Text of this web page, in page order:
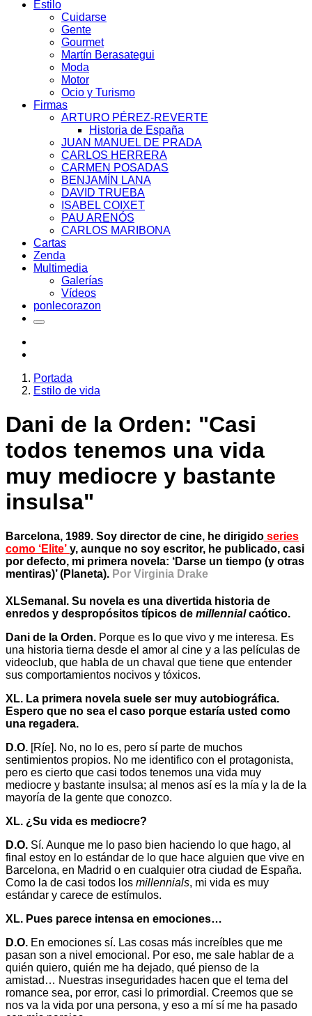
Estilo
Cuidarse
Gente
Gourmet
Martín Berasategui
Moda
Motor
Ocio y Turismo
Firmas
ARTURO PÉREZ-REVERTE
Historia de España
JUAN MANUEL DE PRADA
CARLOS HERRERA
CARMEN POSADAS
BENJAMÍN LANA
DAVID TRUEBA
ISABEL COIXET
PAU ARENÓS
CARLOS MARIBONA
Cartas
Zenda
Multimedia
Galerías
Vídeos
ponlecorazon
Portada
Estilo de vida
Dani de la Orden: "Casi
todos tenemos una vida
muy mediocre y bastante
insulsa"
Barcelona, 1989. Soy director de cine, he dirigido series
como ‘Elite’ y, aunque no soy escritor, he publicado, casi
por defecto, mi primera novela: ‘Darse un tiempo (y otras
mentiras)’ (Planeta). Por Virginia Drake
XLSemanal. Su novela es una divertida historia de
enredos y despropósitos típicos de millennialcaótico.
Dani de la Orden. Porque es lo que vivo y me interesa. Es
una historia tierna desde el amor al cine y a las películas de
videoclub, que habla de un chaval que tiene que entender
sus comportamientos nocivos y tóxicos.
XL. La primera novela suele ser muy autobiográfica.
Espero que no sea el caso porque estaría usted como
una regadera.
D.O. [Ríe]. No, no lo es, pero sí parte de muchos
sentimientos propios. No me identifico con el protagonista,
pero es cierto que casi todos tenemos una vida muy
mediocre y bastante insulsa; al menos así es la mía y la de la
mayoría de la gente que conozco.
XL. ¿Su vida es mediocre?
D.O. Sí. Aunque me lo paso bien haciendo lo que hago, al
final estoy en lo estándar de lo que hace alguien que vive en
Barcelona, en Madrid o en cualquier otra ciudad de España.
Como la de casi todos los millennials, mi vida es muy
estándar y carece de estímulos.
XL. Pues parece intensa en emociones…
D.O. En emociones sí. Las cosas más increíbles que me
pasan son a nivel emocional. Por eso, me sale hablar de a
quién quiero, quién me ha dejado, qué pienso de la
amistad… Nuestras inseguridades hacen que el tema del
romance sea, por error, casi lo primordial. Creemos que se
nos va la vida por una persona, y eso a mí sí me ha pasado